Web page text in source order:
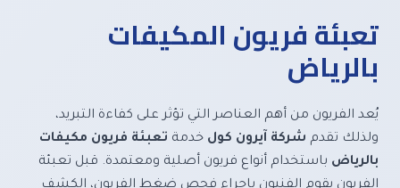
تعبئة فريون المكيفات
بالرياض
يُعد الفريون من أهم العناصر التي تؤثر على كفاءة التبريد،
ولذلك تقدم شركة آيرون كول خدمة تعبئة فريون مكيفات
بالرياض باستخدام أنواع فريون أصلية ومعتمدة. قبل تعبئة